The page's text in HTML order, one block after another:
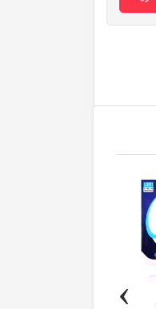
›